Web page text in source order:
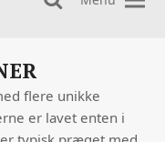
search
flere unikke
er lavet enten i